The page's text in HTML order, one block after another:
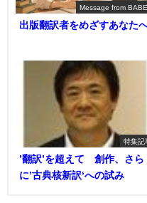
Message from
出版翻訳者をめざすあなた
特集記
’翻訳’を超えて 創作、さら
に’古典核新訳‘への試み